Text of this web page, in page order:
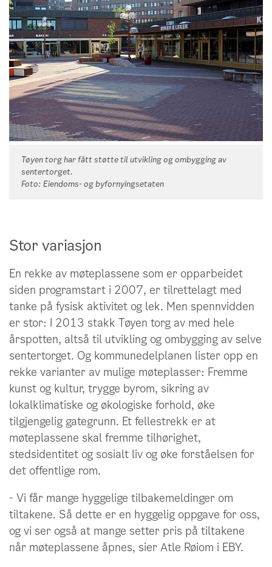
Tøyen torg har fått støtte til utvikling og ombygging av
sentertorget.
Foto: Eiendoms- og byfornyingsetaten
Stor variasjon
En rekke av møteplassene som er opparbeidet
siden programstart i 2007, er tilrettelagt med
tanke på fysisk aktivitet og lek. Men spennvidden
er stor: I 2013 stakk Tøyen torg av med hele
årspotten, altså til utvikling og ombygging av selve
sentertorget. Og kommunedelplanen lister opp en
rekke varianter av mulige møteplasser: Fremme
kunst og kultur, trygge byrom, sikring av
lokalklimatiske og økologiske forhold, øke
tilgjengelig gategrunn. Et fellestrekk er at
møteplassene skal fremme tilhørighet,
stedsidentitet og sosialt liv og øke forståelsen for
det offentlige rom.
- Vi får mange hyggelige tilbakemeldinger om
tiltakene. Så dette er en hyggelig oppgave for oss,
og vi ser også at mange setter pris på tiltakene
når møteplassene åpnes, sier Atle Røiom i EBY.